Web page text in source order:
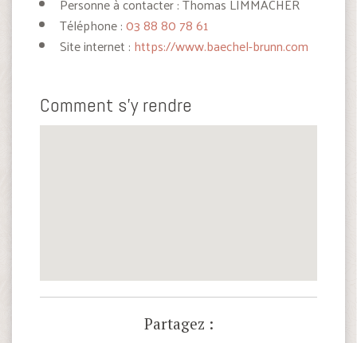
Personne à contacter : Thomas LIMMACHER
Téléphone :03 88 80 78 61
Site internet : https://www.baechel-brunn.com
Comment s'y rendre
Partagez :